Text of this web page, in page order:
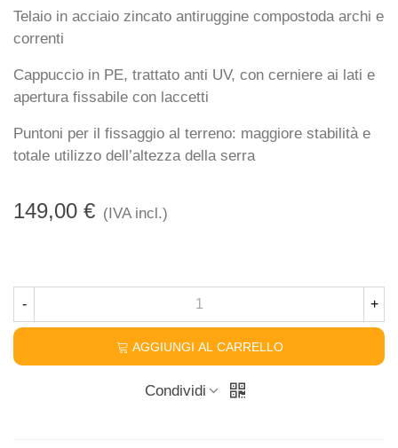
Telaio in acciaio zincato antiruggine compostoda archi e
correnti
Cappuccio in PE, trattato anti UV, con cerniere ai lati e
apertura fissabile con laccetti
Puntoni per il fissaggio al terreno: maggiore stabilità e
totale utilizzo dell’altezza della serra
149,00 € (IVA incl.)
- +
AGGIUNGI AL CARRELLO
Condividi